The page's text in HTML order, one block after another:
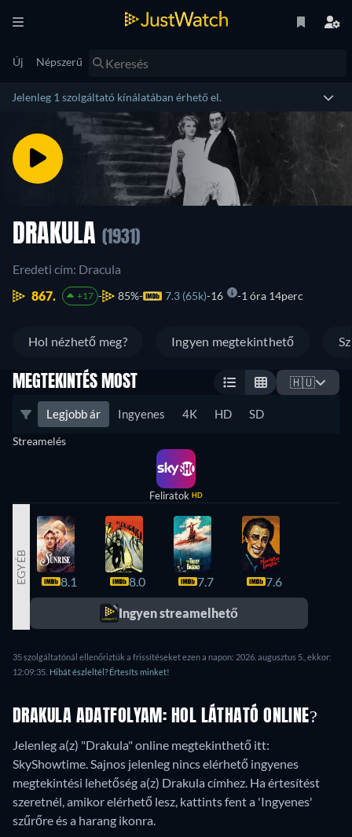
Új Népszerű
Jelenleg 1 szolgáltató kínálatában érhető el.
DRAKULA (1931)
Eredeti cím: Dracula
867.
+17 85% 7.3 (65k) 16 1 óra 14perc
Hol nézhető meg? Ingyen megtekinthető
MEGTEKINTÉS MOST 🇭🇺
Legjobb ár Ingyenes 4K HD SD
Streamelés
Feliratok HD
EGYÉB 8.1 8.0 7.7 7.6
Ingyen streamelhető
35 szolgáltatónál ellenőriztük a frissítéseket ezen a napon: 2026. augusztus 5., ekkor:
12:09:35. Hibát észleltél? Értesíts minket!
DRAKULA ADATFOLYAM: HOL LÁTHATÓ ONLINE?
Jelenleg a(z) "Drakula" online megtekinthető itt:
SkyShowtime.Sajnos jelenleg nincs elérhető ingyenes
megtekintési lehetőség a(z) Drakula címhez. Ha értesítést
szeretnél, amikor elérhető lesz, kattints fent a 'Ingyenes'
szűrőre és a harang ikonra.